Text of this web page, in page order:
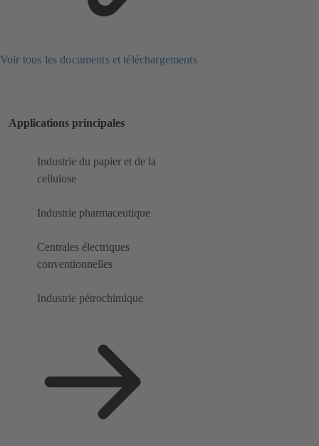
Voir tous les documents et téléchargements
Applications principales
Industrie du papier et de la
cellulose
Industrie pharmaceutique
Centrales électriques
conventionnelles
Industrie pétrochimique